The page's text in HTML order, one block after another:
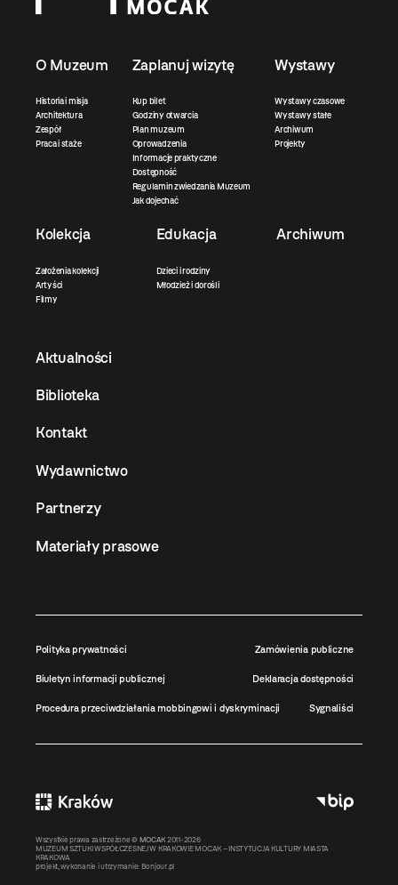
O Muzeum
Historia i misja
Architektura
Zespół
Praca i staże
Zaplanuj wizytę
Kup bilet
Godziny otwarcia
Plan muzeum
Oprowadzenia
Informacje praktyczne
Dostępność
Regulamin zwiedzania Muzeum
Jak dojechać
Wystawy
Wystawy czasowe
Wystawy stałe
Archiwum
Projekty
Kolekcja
Założenia kolekcji
Artyści
Filmy
Edukacja
Dzieci i rodziny
Młodzież i dorośli
Archiwum
Aktualności
Biblioteka
Kontakt
Wydawnictwo
Partnerzy
Materiały prasowe
Polityka prywatności Zamówienia publiczne
Biuletyn informacji publicznej Deklaracja dostępności
Procedura przeciwdziałania mobbingowi i dyskryminacji Sygnaliści
Wszystkie prawa zastrzeżone © MOCAK 2011-2026
MUZEUM SZTUKI WSPÓŁCZESNEJ W KRAKOWIE MOCAK – INSTYTUCJA KULTURY MIASTA
KRAKOWA
projekt, wykonanie i utrzymanie: Bonjour.pl